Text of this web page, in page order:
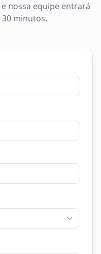
nossa equipe entrará
minutos.